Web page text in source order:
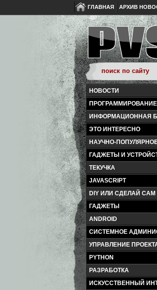
ГЛАВНАЯ АРХИВ
НОВОСТИ
ПРОГРАММИРОВАНИЕ
ИНФОРМАЦИОННАЯ
ЭТО ИНТЕРЕСНО
НАУЧНО-
ГАДЖЕТЫ И
ТЕКУЧКА
JAVASCRIPT
DIY ИЛИ СДЕЛАЙ САМ
ГАДЖЕТЫ
ANDROID
СИСТЕМНОЕ
УПРАВЛЕНИЕ
PYTHON
РАЗРАБОТКА
ИСКУССТВЕННЫЙ